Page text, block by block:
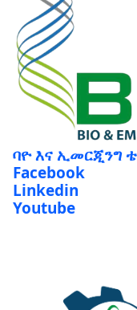
ባዮ እና ኢመርጂንግ
Facebook
Linkedin
Youtube